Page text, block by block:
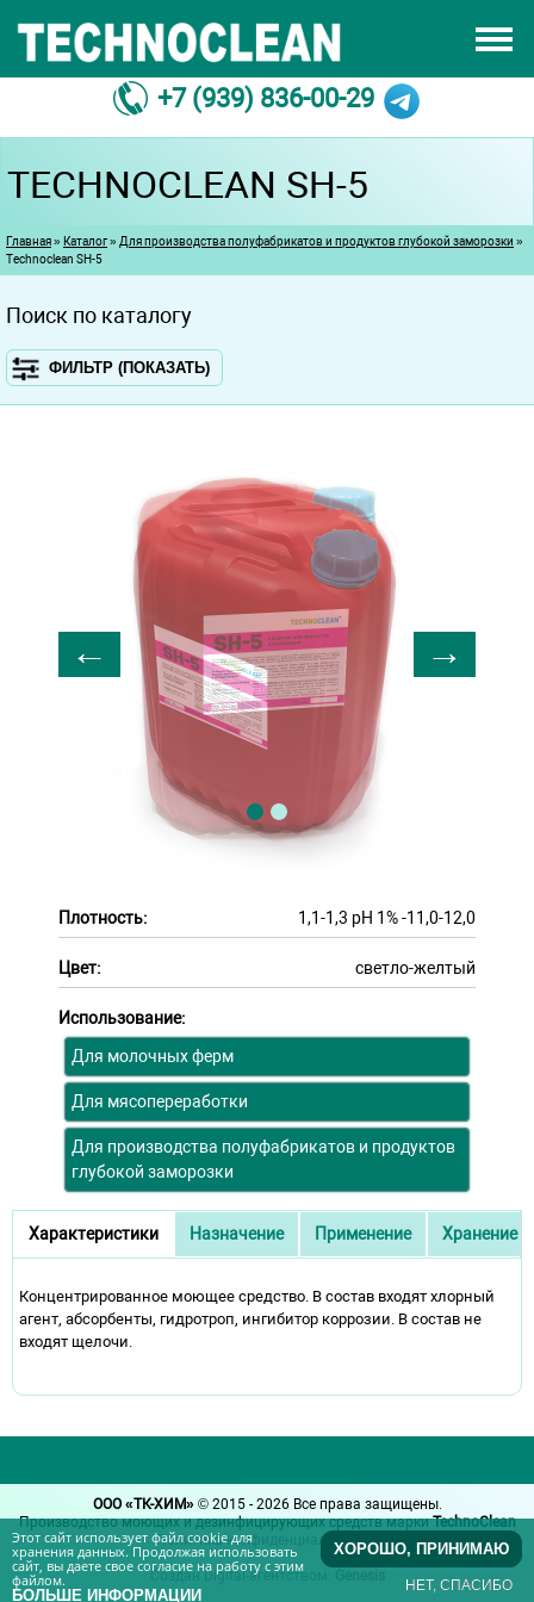
+7 (939) 836-00-29
СЕРТИФИКАТЫ
О НАС
ПРОИЗВОДСТВО
ДИЛЛЕР
TECHNOCLEAN SH-5
Вы здесь
Главная» Каталог» Для производства полуфабрикатов и продуктов глубокой заморозки »
Technoclean SH-5
Плотность: 1,1-1,3 рН 1% -11,0-12,0
Цвет: светло-желтый
Использование:
Для молочных ферм
Для мясопереработки
Для производства полуфабрикатов и продуктов
глубокой заморозки
Дополнительное описание
Характеристики
(активная вкладка)
Назначение Применение Хранение
Концентрированное моющее средство. В состав входят хлорный
агент, абсорбенты, гидротроп, ингибитор коррозии. В состав не
входят щелочи.
Поиск по каталогу
ФИЛЬТР (ПОКАЗАТЬ)
ИСПОЛЬЗОВАНИЕ
ООО «ТК-ХИМ» © 2015 - 2026 Все права защищены.
Производство моющих и дезинфицирующих средств маркиTechnoClean
Политика конфиденциальности.
Создан Digital-агентством:
Этот сайт использует файл cookie для
хранения данных. Продолжая использовать
сайт, вы даете свое согласие на работу с этим
файлом.
БОЛЬШЕ ИНФОРМАЦИИ
ХОРОШО, ПРИНИМАЮ
НЕТ, СПАСИБО